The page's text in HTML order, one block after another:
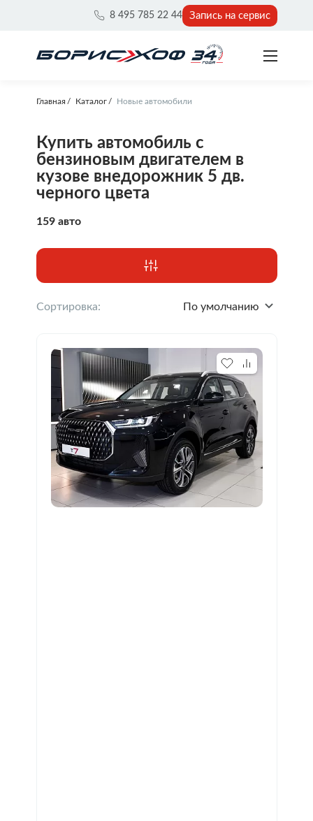
8 495 785 22 44 Запись на сервис
Главная Каталог Новые автомобили
Купить автомобиль с
бензиновым двигателем в
кузове внедорожник 5 дв.
черного цвета
159 авто
Сортировка: По умолчанию